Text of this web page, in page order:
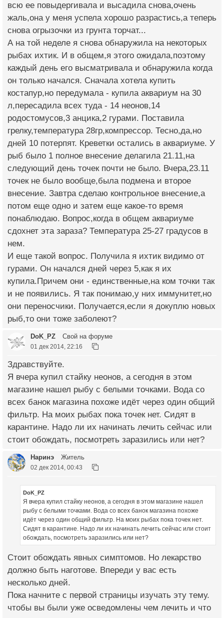
всю ее повыдергивала и высадила снова,очень
жаль,она у меня успела хорошо разрастись,а теперь
снова огрызочки из грунта торчат...
А на той неделе я снова обнаружила на некоторых
рыбах ихтик. И в общем,я этого ожидала,поэтому
каждый день его высматривала и обнаружила когда
он только начался. Сначала хотела купить
костапур,но передумала - купила аквариум на 30
л,пересадила всех туда - 14 неонов,14
родостомусов,3 анцика,2 гурами. Поставила
грелку,температура 28гр,компрессор. Тесно,да,но
дней 10 потерпят. Креветки остались в аквариуме. У
рыб было 1 полное внесение делагила 21.11,на
следующий день точек почти не было. Вчера,23.11
точек не было вообще,была подмена и второе
внесение. Завтра сделаю контрольное внесение,а
потом еще одно и затем еще какое-то время
понаблюдаю. Вопрос,когда в общем аквариуме
сдохнет эта зараза? Температура 25-27 градусов в
нем.
И еще такой вопрос. Получила я ихтик видимо от
гурами. Он начался дней через 5,как я их
купила.Причем они - единственные,на ком точки так
и не появились. Я так понимаю,у них иммунитет,но
они переносчики. Получается,если я докуплю новых
рыб,то они тоже заболеют?
DoK_PZ Свой на форуме
01 дек 2014, 22:16
Здравствуйте.
Я вчера купил стайку неонов, а сегодня в этом
магазине нашел рыбу с белыми точками. Вода со
всех банок магазина похоже идёт через один общий
фильтр. На моих рыбах пока точек нет. Сидят в
карантине. Надо ли их начинать лечить сейчас или
стоит обождать, посмотреть заразились или нет?
Наринэ Житель
02 дек 2014, 00:43
DoK_PZ
Я вчера купил стайку неонов, а сегодня в этом магазине нашел
рыбу с белыми точками. Вода со всех банок магазина похоже
идёт через один общий фильтр. На моих рыбах пока точек нет.
Сидят в карантине. Надо ли их начинать лечить сейчас или стоит
обождать, посмотреть заразились или нет?
Стоит обождать явных симптомов. Но лекарство
должно быть наготове. Впереди у вас есть
несколько дней.
Пока начните с первой страницы изучать эту тему.
чтобы вы были уже осведомлены чем лечить и что